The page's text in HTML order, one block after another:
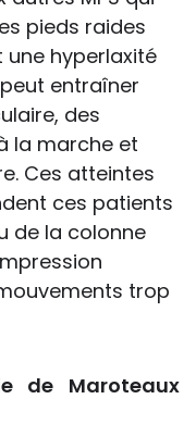
pieds raides
une hyperlaxité
entraîner
des
la marche et
Ces atteintes
ces patients
de la colonne
trop
de Maroteaux